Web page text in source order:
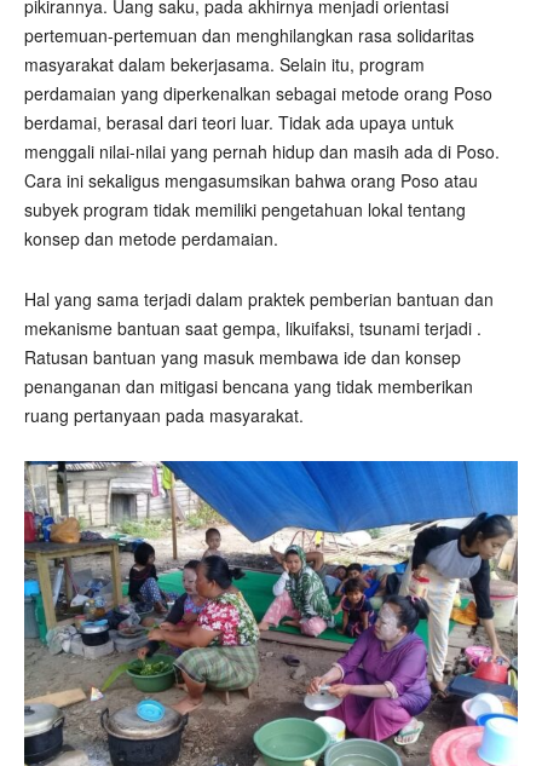
pikirannya. Uang saku, pada akhirnya menjadi orientasi
pertemuan-pertemuan dan menghilangkan rasa solidaritas
masyarakat dalam bekerjasama. Selain itu, program
perdamaian yang diperkenalkan sebagai metode orang Poso
berdamai, berasal dari teori luar. Tidak ada upaya untuk
menggali nilai-nilai yang pernah hidup dan masih ada di Poso.
Cara ini sekaligus mengasumsikan bahwa orang Poso atau
subyek program tidak memiliki pengetahuan lokal tentang
konsep dan metode perdamaian.
Hal yang sama terjadi dalam praktek pemberian bantuan dan
mekanisme bantuan saat gempa, likuifaksi, tsunami terjadi .
Ratusan bantuan yang masuk membawa ide dan konsep
penanganan dan mitigasi bencana yang tidak memberikan
ruang pertanyaan pada masyarakat.